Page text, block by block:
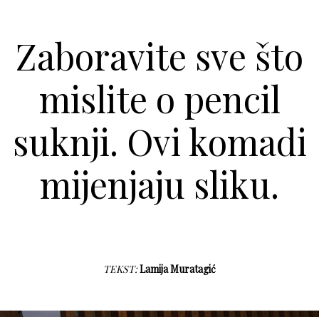
Zaboravite sve što
mislite o pencil
suknji. Ovi komadi
mijenjaju sliku.
TEKST:Lamija Muratagić